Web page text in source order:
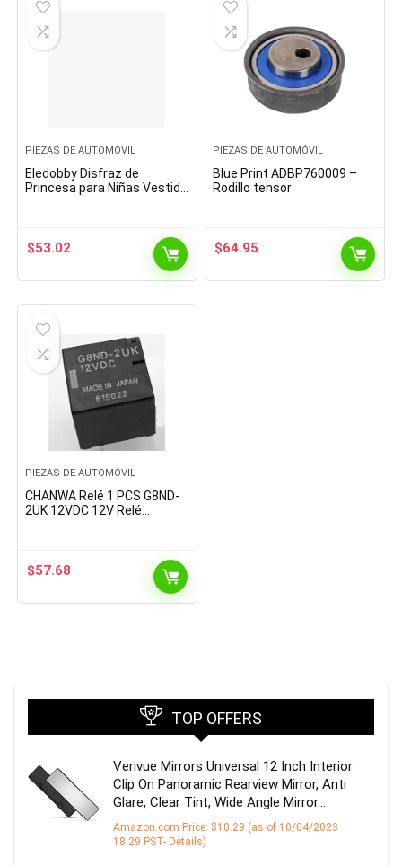
PIEZAS DE AUTOMÓVIL
Eledobby Disfraz de
Princesa para Niñas Vestido
$53.02
PIEZAS DE AUTOMÓVIL
Blue Print ADBP760009 –
Rodillo tensor
$64.95
PIEZAS DE AUTOMÓVIL
CHANWA Relé 1 PCS G8ND-
2UK 12VDC 12V Relé
$57.68
TOP OFFERS
Verivue Mirrors Universal 12 Inch Interior
Clip On Panoramic Rearview Mirror, Anti
Glare, Clear Tint, Wide Angle Mirror…
Amazon.com Price: $10.29 (as of 10/04/2023
18:29 PST- Details)